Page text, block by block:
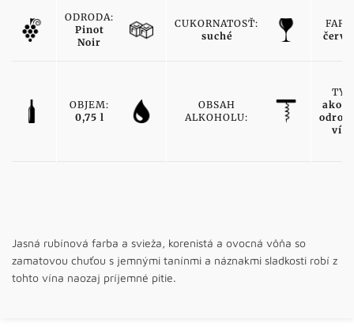
ODRODA:
Pinot
Noir
CUKORNATOSŤ:
suché
OBJEM:
0,75 l
OBSAH
ALKOHOLU:
Jasná rubínová farba a svieža, korenistá a ovocná vôňa so
zamatovou chuťou s jemnými tanínmi a náznakmi sladkosti robí z
tohto vína naozaj príjemné pitie.